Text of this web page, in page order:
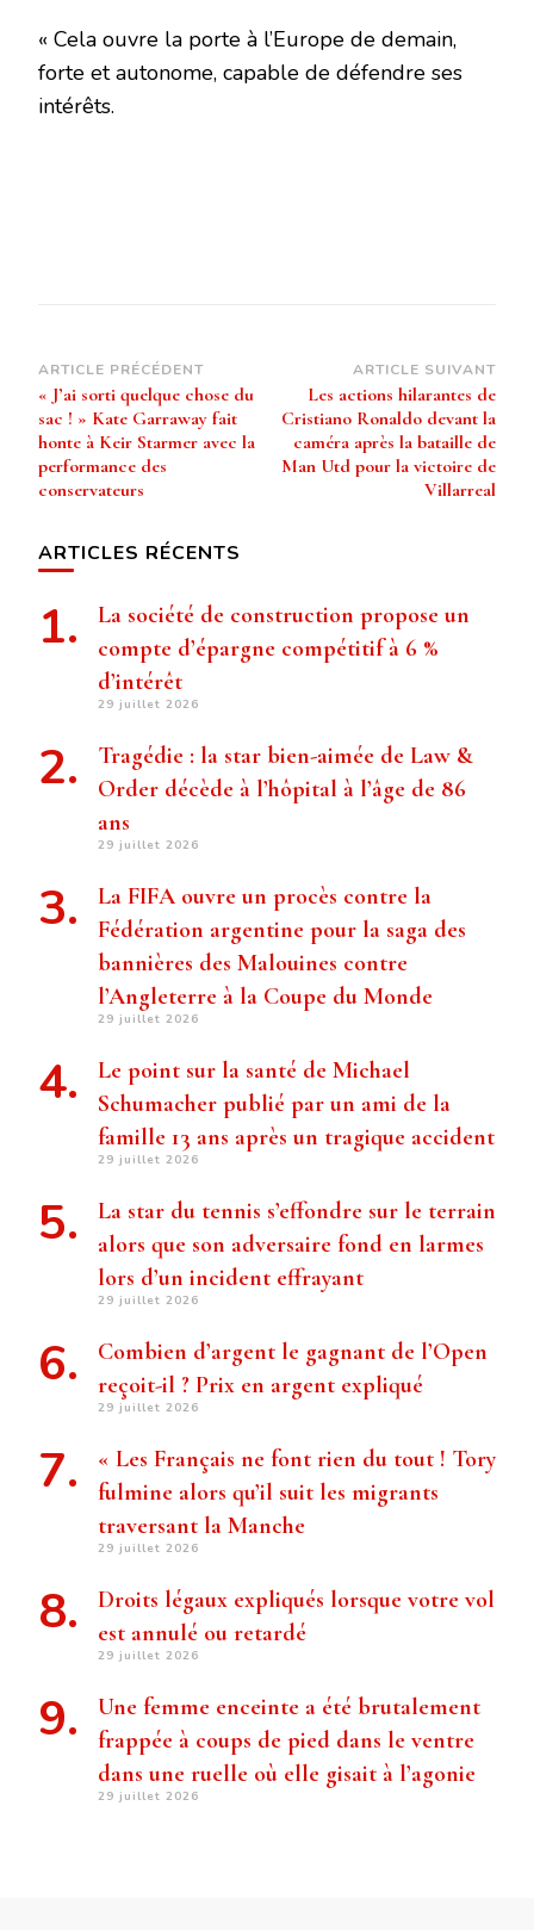
« Cela ouvre la porte à l’Europe de demain,
forte et autonome, capable de défendre ses
intérêts.
Navigation
d’article
ARTICLE PRÉCÉDENT
« J’ai sorti quelque chose du
sac ! » Kate Garraway fait
honte à Keir Starmer avec la
performance des
conservateurs
ARTICLE SUIVANT
Les actions hilarantes de
Cristiano Ronaldo devant la
caméra après la bataille de
Man Utd pour la victoire de
Villarreal
ARTICLES RÉCENTS
La société de construction propose un
compte d’épargne compétitif à 6 %
d’intérêt
29 juillet 2026
Tragédie : la star bien-aimée de Law &
Order décède à l’hôpital à l’âge de 86
ans
29 juillet 2026
La FIFA ouvre un procès contre la
Fédération argentine pour la saga des
bannières des Malouines contre
l’Angleterre à la Coupe du Monde
29 juillet 2026
Le point sur la santé de Michael
Schumacher publié par un ami de la
famille 13 ans après un tragique accident
29 juillet 2026
La star du tennis s’effondre sur le terrain
alors que son adversaire fond en larmes
lors d’un incident effrayant
29 juillet 2026
Combien d’argent le gagnant de l’Open
reçoit-il ? Prix ​​en argent expliqué
29 juillet 2026
« Les Français ne font rien du tout ! Tory
fulmine alors qu’il suit les migrants
traversant la Manche
29 juillet 2026
Droits légaux expliqués lorsque votre vol
est annulé ou retardé
29 juillet 2026
Une femme enceinte a été brutalement
frappée à coups de pied dans le ventre
dans une ruelle où elle gisait à l’agonie
29 juillet 2026